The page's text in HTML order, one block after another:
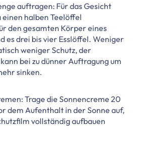
auftragen: Für das Gesicht
einen halben Teelöffel
den gesamten Körper eines
es drei bis vier Esslöffel. Weniger
weniger Schutz, der
bei zu dünner Auftragung um
sinken.
Trage die Sonnencreme 20
dem Aufenthalt in der Sonne auf,
vollständig aufbauen